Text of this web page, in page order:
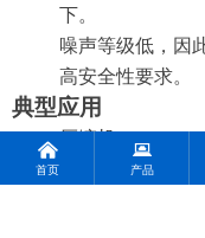
下。
噪声等级低，因
高安全性要求。
典型应用
压缩机
낀
首页
뀵
产品